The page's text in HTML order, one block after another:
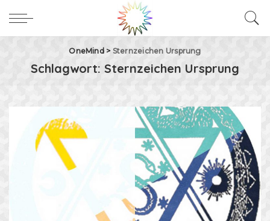
OneMind> Sternzeichen Ursprung
Schlagwort: Sternzeichen Ursprung